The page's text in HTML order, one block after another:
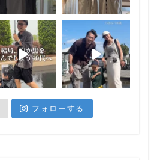
フォローする